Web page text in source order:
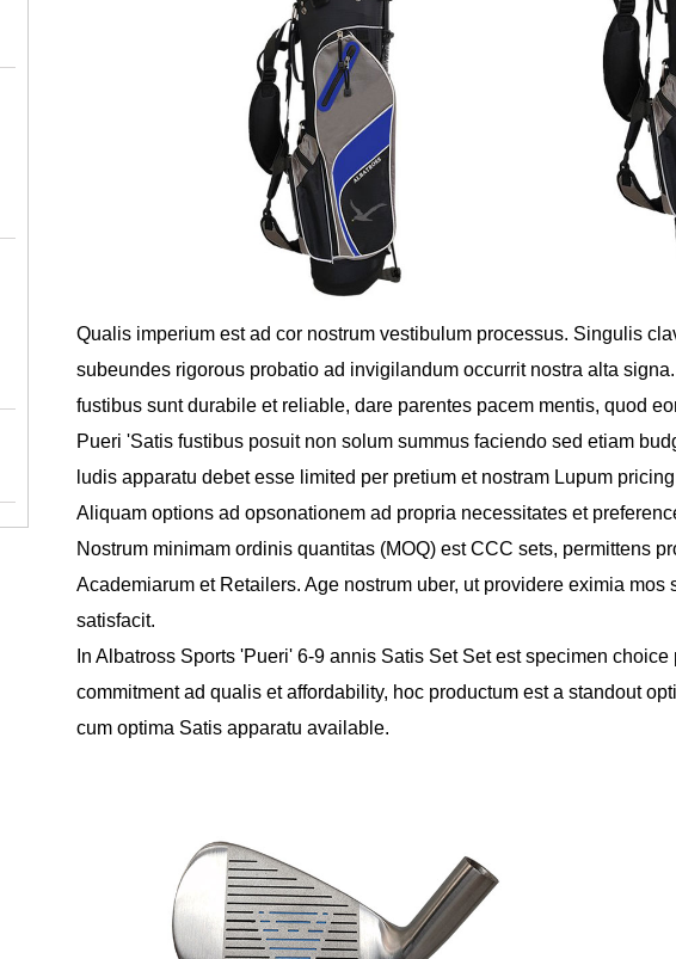
Qualis imperium est ad cor nostrum vestibulum processus. Singulis
subeundes rigorous probatio ad invigilandum occurrit nostra alta
fustibus sunt durabile et reliable, dare parentes pacem mentis, quod
Pueri 'Satis fustibus posuit non solum summus faciendo sed etiam
ludis apparatu debet esse limited per pretium et nostram Lupum
Aliquam options ad opsonationem ad propria necessitates et
Nostrum minimam ordinis quantitas (MOQ) est CCC sets, permittens
Academiarum et Retailers. Age nostrum uber, ut providere eximia
satisfacit.
In Albatross Sports 'Pueri' 6-9 annis Satis Set Set est specimen
commitment ad qualis et affordability, hoc productum est a standout
cum optima Satis apparatu available.